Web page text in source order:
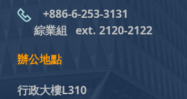
+886-6-253-3131
綜業組 ext. 2120-2122
辦公地點
行政大樓L310